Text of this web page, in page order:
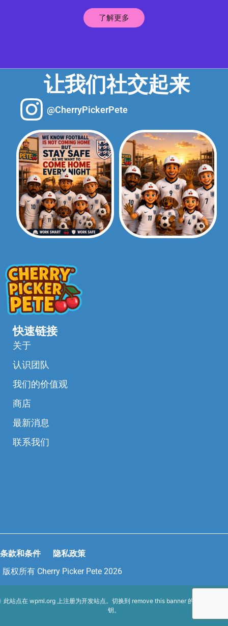
了解更多
让我们社交起来
@CherryPickerPete
快速链接
关于
认识团队
我们的价值观
商店
最新消息
联系我们
条款和条件 隐私政策
版权所有 Cherry Picker Pete 2026
此站点在 wpml.org 上注册为开发站点。切换到 remove this banner 的生产站点密
钥。